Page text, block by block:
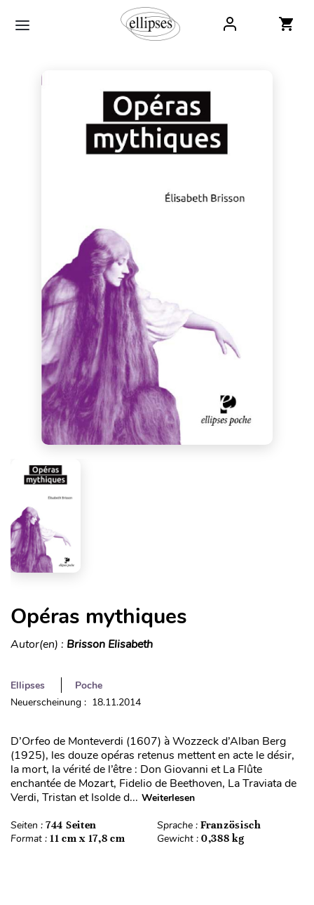
Opéras mythiques
Autor(en) : Brisson Elisabeth
Ellipses
Poche
Neuerscheinung : 18.11.2014
D’Orfeo de Monteverdi (1607) à Wozzeck d’Alban Berg
(1925), les douze opéras retenus mettent en acte le désir,
la mort, la vérité de l’être : Don Giovanni et La Flûte
enchantée de Mozart, Fidelio de Beethoven, La Traviata de
Verdi, Tristan et Isolde d... Weiterlesen
Seiten : 744 Seiten Sprache : Französisch
Format : 11 cm x 17,8 cm Gewicht : 0,388 kg